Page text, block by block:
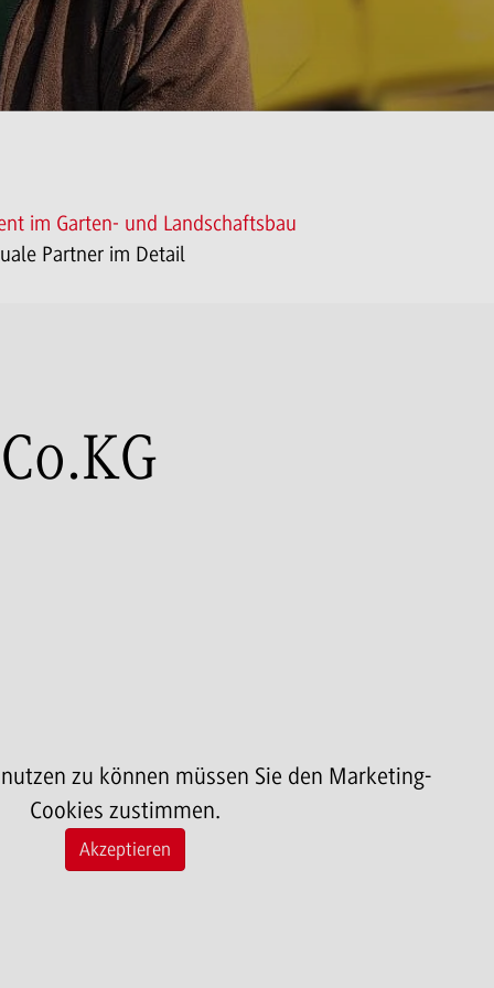
im Garten- und Landschaftsbau
Partner im Detail
zu können müssen Sie den Marketing-
Cookies zustimmen.
Akzeptieren